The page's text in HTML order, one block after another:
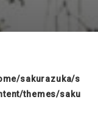
sakurazuka/s
themes/saku